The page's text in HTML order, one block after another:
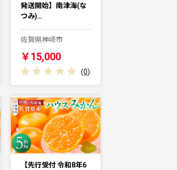
発送開始】南津海(な
つみ)…
佐賀県神埼市
￥15,000
(0)
【先行受付 令和8年6